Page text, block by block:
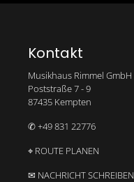
Kontakt
Musikhaus Rimmel GmbH
Poststraße 7 - 9
87435 Kempten
✆ +49 831 22776
⌖ ROUTE PLANEN
✉ NACHRICHT SCHREIBEN